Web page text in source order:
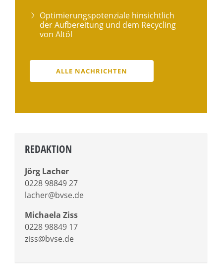
Optimierungspotenziale hinsichtlich
der Aufbereitung und dem Recycling
von Altöl
ALLE NACHRICHTEN
REDAKTION
Jörg Lacher
0228 98849 27
lacher@bvse.de
Michaela Ziss
0228 98849 17
ziss@bvse.de